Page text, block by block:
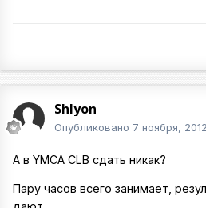
Shlyon
Опубликовано 7 ноября, 2012
А в YMCA CLB сдать никак?
Пару часов всего занимает,